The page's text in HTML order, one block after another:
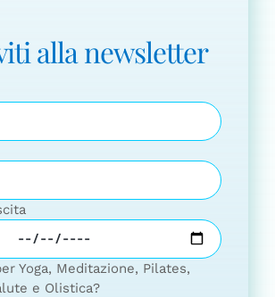
alla newsletter
Yoga, Meditazione, Pilates,
e Olistica?